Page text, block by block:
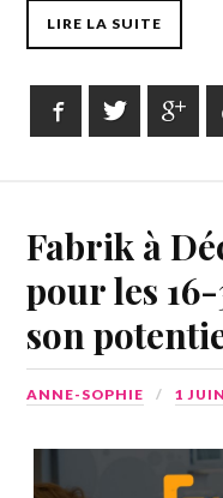
LIRE LA SUITE
FacebookTwitter
Fabrik à
pour les
son
ANNE-SOPHIE 1